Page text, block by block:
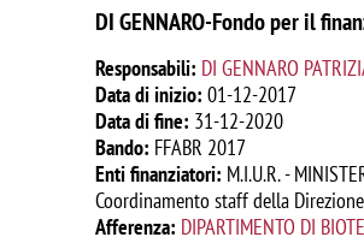
DI GENNARO-Fondo per il
Responsabili: DI GENNARO
Data di inizio: 01-12-2017
Data di fine: 31-12-2020
Bando: FFABR 2017
Enti finanziatori: M.I.U.R. -
Coordinamento staff della Direzione
Afferenza: DIPARTIMENTO DI